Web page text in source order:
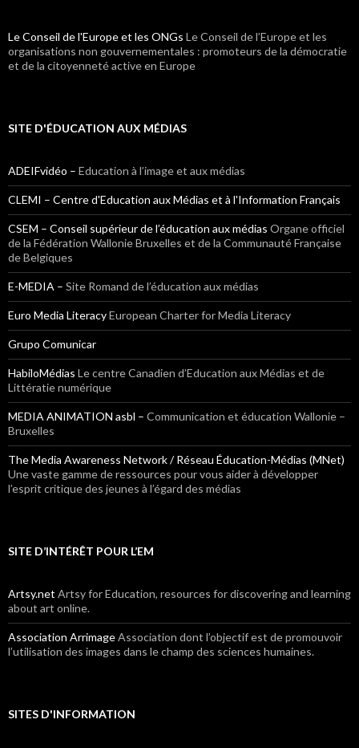
Le Conseil de l'Europe et les ONGs Le Conseil de l’Europe et les
organisations non gouvernementales : promoteurs de la démocratie
et de la citoyenneté active en Europe
SITE D'ÉDUCATION AUX MÉDIAS
ADEIFvidéo – Education à l’image et aux médias
CLEMI – Centre d'Education aux Médias et à l'Information Français
CSEM – Conseil supérieur de l’éducation aux médias Organe officiel
de la Fédération Wallonie Bruxelles et de la Communauté Française
de Belgiques
E-MEDIA – Site Romand de l’éducation aux médias
Euro Media LiteracyEuropean Charter for Media Literacy
Grupo Comunicar
HabiloMédias Le centre Canadien d’Education aux Médias et de
Littératie numérique
MEDIA ANIMATION asbl – Communication et éducation Wallonie –
Bruxelles
The Media Awareness Network / Réseau Éducation-Médias (MNet)
Une vaste gamme de ressources pour vous aider à développer
l’esprit critique des jeunes à l’égard des médias
SITE D’INTÉRÊT POUR L’EM
Artsy.net Artsy for Education, resources for discovering and learning
about art online.
Association ArrimageAssociation dont l’objectif est de promouvoir
l’utilisation des images dans le champ des sciences humaines.
SITES D'INFORMATION